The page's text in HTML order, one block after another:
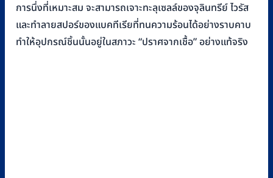
การนึ่งที่เหมาะสม จะสามารถเจาะทะลุเซลล์ของจุลินทรีย์ ไวรัส
และทำลายสปอร์ของแบคทีเรียที่ทนความร้อนได้อย่างราบคาบ
ทำให้อุปกรณ์ชิ้นนั้นอยู่ในสภาวะ “ปราศจากเชื้อ” อย่างแท้จริง